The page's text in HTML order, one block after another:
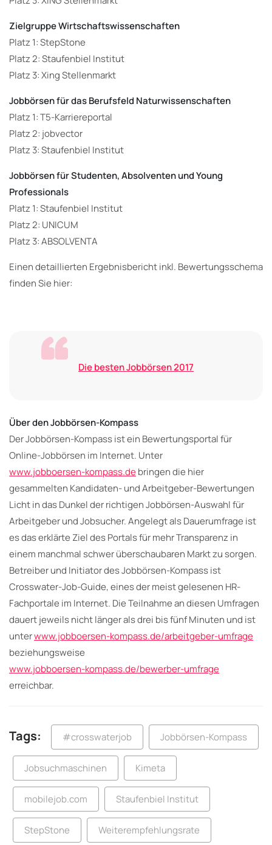
Zielgruppe Wirtschaftswissenschaften
Platz 1: StepStone
Platz 2: Staufenbiel Institut
Platz 3: Xing Stellenmarkt
Jobbörsen für das Berufsfeld Naturwissenschaften
Platz 1: T5-Karriereportal
Platz 2: jobvector
Platz 3: Staufenbiel Institut
Jobbörsen für Studenten, Absolventen und Young
Professionals
Platz 1: Staufenbiel Institut
Platz 2: UNICUM
Platz 3: ABSOLVENTA
Einen detaillierten Ergebnisbericht inkl. Bewertungsschema
finden Sie hier:
Die besten Jobbörsen 2017
Über den Jobbörsen-Kompass
Der Jobbörsen-Kompass ist ein Bewertungsportal für
Online-Jobbörsen im Internet. Unter
www.jobboersen-kompass.debringen die hier
gesammelten Kandidaten- und Arbeitgeber-Bewertungen
Licht in das Dunkel der richtigen Jobbörsen-Auswahl für
Arbeitgeber und Jobsucher. Angelegt als Dauerumfrage ist
es das erklärte Ziel des Portals für mehr Transparenz in
einem manchmal schwer überschaubaren Markt zu sorgen.
Betreiber und Initiator des Jobbörsen-Kompass ist
Crosswater-Job-Guide, eines der meist gelesenen HR-
Fachportale im Internet. Die Teilnahme an diesen Umfragen
dauert jeweils nicht länger als drei bis fünf Minuten und ist
unterwww.jobboersen-kompass.de/arbeitgeber-umfrage
beziehungsweise
www.jobboersen-kompass.de/bewerber-umfrage
erreichbar.
Tags: #crosswaterjob Jobbörsen-Kompass
Jobsuchmaschinen Kimeta
mobilejob.com Staufenbiel Institut
StepStone Weiterempfehlungsrate